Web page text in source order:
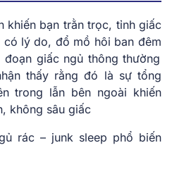
khiến bạn trằn trọc, tỉnh giấc
có lý do, đổ mồ hôi ban đêm
giấc ngủ thông thường
thấy rằng đó là sự tổng
trong lẫn bên ngoài khiến
không sâu giấc
rác – junk sleep phổ biến